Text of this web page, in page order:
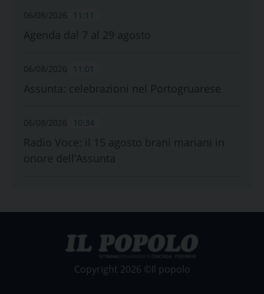
06/08/2026 11:11
Agenda dal 7 al 29 agosto
06/08/2026 11:01
Assunta: celebrazioni nel Portogruarese
06/08/2026 10:34
Radio Voce: il 15 agosto brani mariani in
onore dell’Assunta
Copyright 2026 ©Il popolo